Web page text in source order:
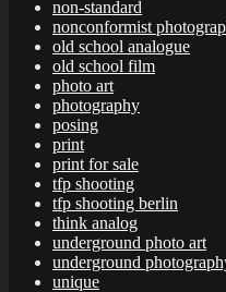
non-standard
nonconformist
old school analogue
old school film
photo art
photography
posing
print
print for sale
tfp shooting
tfp shooting berlin
think analog
underground photo art
underground
unique